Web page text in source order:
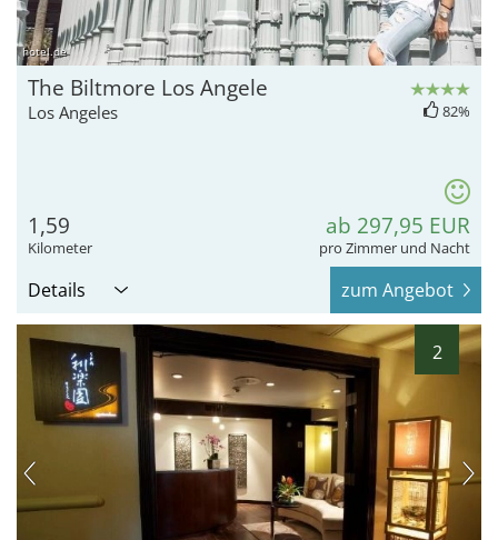
hotel.de
The Biltmore Los Angele
Los Angeles 82%
1,59
Kilometer
ab 297,95 EUR
pro Zimmer und Nacht
Details zum Angebot
2